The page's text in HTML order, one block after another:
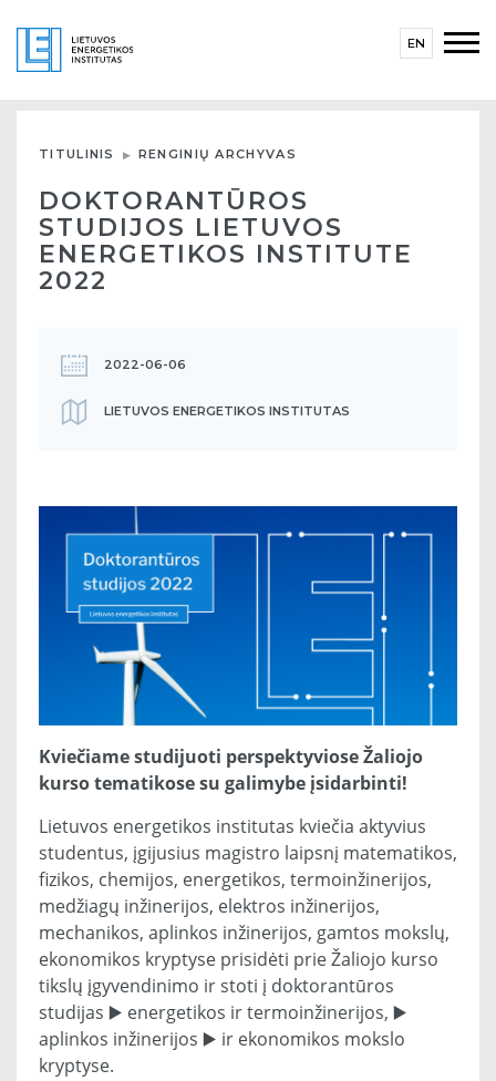
EN
TITULINIS RENGINIŲ ARCHYVAS
DOKTORANTŪROS
STUDIJOS LIETUVOS
ENERGETIKOS INSTITUTE
2022
2022-06-06
LIETUVOS ENERGETIKOS INSTITUTAS
Kviečiame studijuoti perspektyviose Žaliojo
kurso tematikose su galimybe įsidarbinti!
Lietuvos energetikos institutas kviečia aktyvius
studentus, įgijusius magistro laipsnį matematikos,
fizikos, chemijos, energetikos, termoinžinerijos,
medžiagų inžinerijos, elektros inžinerijos,
mechanikos, aplinkos inžinerijos, gamtos mokslų,
ekonomikos kryptyse prisidėti prie Žaliojo kurso
tikslų įgyvendinimo ir stoti į doktorantūros
studijas ▶️ energetikos ir termoinžinerijos, ▶️
aplinkos inžinerijos ▶️ ir ekonomikos mokslo
kryptyse.